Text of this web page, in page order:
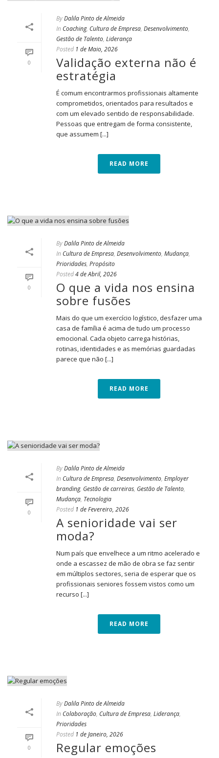
0
ByDalila Pinto de Almeida
In Coaching, Cultura de Empresa, Desenvolvimento,
Gestão de Talento, Liderança
Posted 1 de Maio, 2026
Validação externa não é
estratégia
É comum encontrarmos profissionais altamente
comprometidos, orientados para resultados e
com um elevado sentido de responsabilidade.
Pessoas que entregam de forma consistente,
que assumem [...]
READ MORE
0
ByDalila Pinto de Almeida
In Cultura de Empresa, Desenvolvimento, Mudança,
Prioridades, Propósito
Posted4 de Abril, 2026
O que a vida nos ensina
sobre fusões
Mais do que um exercício logístico, desfazer uma
casa de família é acima de tudo um processo
emocional. Cada objeto carrega histórias,
rotinas, identidades e as memórias guardadas
parece que não [...]
READ MORE
0
ByDalila Pinto de Almeida
In Cultura de Empresa, Desenvolvimento, Employer
branding, Gestão de carreiras, Gestão de Talento,
Mudança, Tecnologia
Posted 1 de Fevereiro, 2026
A senioridade vai ser
moda?
Num país que envelhece a um ritmo acelerado e
onde a escassez de mão de obra se faz sentir
em múltiplos sectores, seria de esperar que os
profissionais seniores fossem vistos como um
recurso [...]
READ MORE
0
ByDalila Pinto de Almeida
In Colaboração, Cultura de Empresa, Liderança,
Prioridades
Posted 1 de Janeiro, 2026
Regular emoções